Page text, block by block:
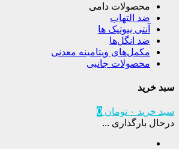
محصولات دامی
ضد التهاب
آنتی بیوتیک ها
ضد انگل‌ها
مکمل‌های ویتامینه معدنی
محصولات جانبی
سبد خرید
سبد خرید ۰ تومان 0
درحال بارگذاری ...